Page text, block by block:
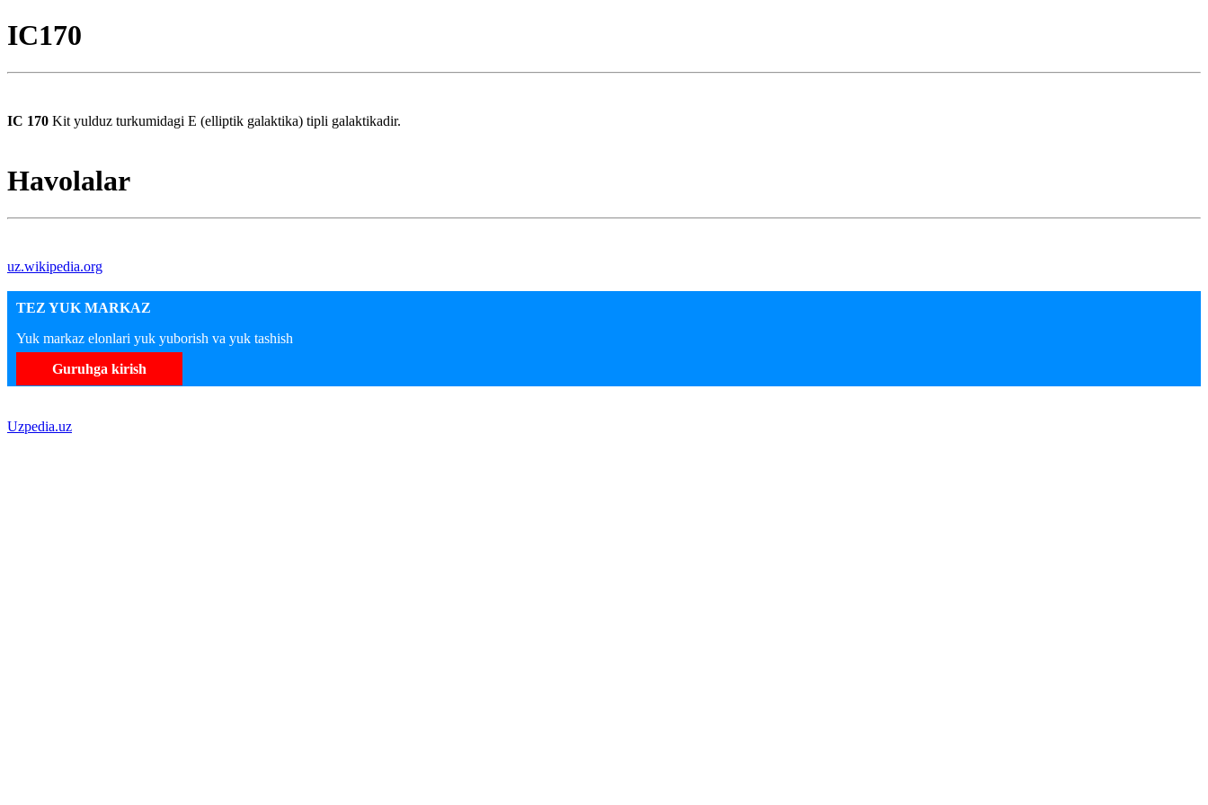
IC170
IC 170 Kit yulduz turkumidagi E (elliptik galaktika) tipli galaktikadir.
Havolalar
uz.wikipedia.org
TEZ YUK MARKAZ
Yuk markaz elonlari yuk yuborish va yuk tashish
Guruhga kirish
Uzpedia.uz